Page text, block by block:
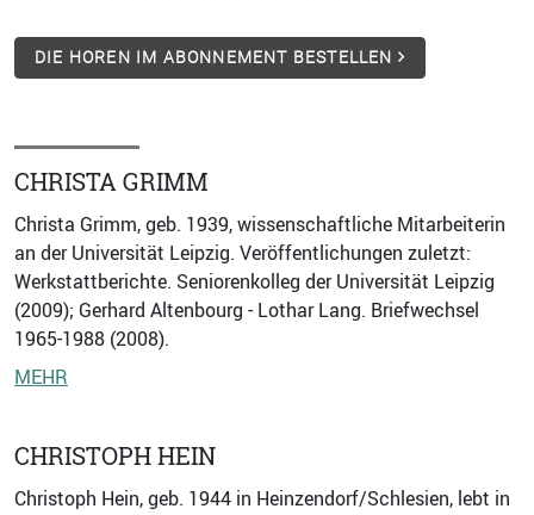
DIE HOREN IM ABONNEMENT BESTELLEN
CHRISTA GRIMM
Christa Grimm, geb. 1939, wissenschaftliche Mitarbeiterin
an der Universität Leipzig. Veröffentlichungen zuletzt:
Werkstattberichte. Seniorenkolleg der Universität Leipzig
(2009); Gerhard Altenbourg - Lothar Lang. Briefwechsel
1965-1988 (2008).
MEHR
CHRISTOPH HEIN
Christoph Hein, geb. 1944 in Heinzendorf/Schlesien, lebt in